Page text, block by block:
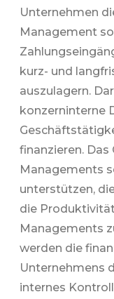
Unternehmen
Management
kurz- und
auszulagern.
konzerninterne
finanzieren.
Managements
unterstützen,
die
Managements
werden die
Unternehmens
internes